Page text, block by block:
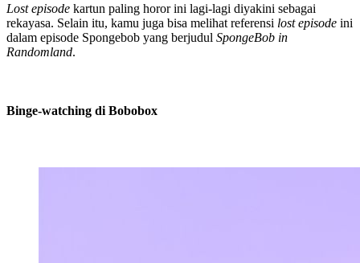
Lost episode kartun paling horor ini lagi-lagi diyakini sebagai
rekayasa. Selain itu, kamu juga bisa melihat referensi lost episode ini
dalam episode Spongebob yang berjudul SpongeBob in
Randomland.
Binge-watching di Bobobox